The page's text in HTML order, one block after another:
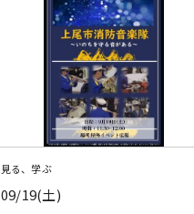
見る、学ぶ
09/19(土)